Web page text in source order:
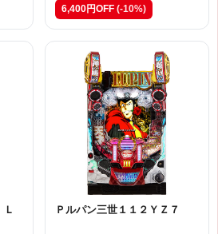
6,400円OFF (-10%)
Ｐルパン三世１１２ＹＺ７